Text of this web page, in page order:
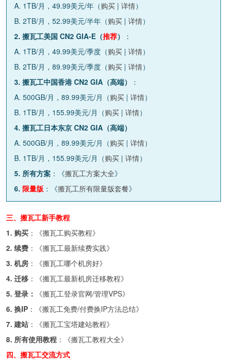
A. 1TB/月，49.99美元/年（购买 | 详情）
B. 2TB/月，52.99美元/半年（购买 | 详情）
2. 搬瓦工美国 CN2 GIA-E（推荐）
：
A. 1TB/月，49.99美元/季度（购买 | 详情）
B. 2TB/月，89.99美元/季度（购买 | 详情）
3. 搬瓦工中国香港 CN2 GIA（高端）
：
A. 500GB/月，89.99美元/月（购买 | 详情）
B. 1TB/月，155.99美元/月（购买 | 详情）
4. 搬瓦工日本东京 CN2 GIA（高端）
A. 500GB/月，89.99美元/月（购买 | 详情）
B. 1TB/月，155.99美元/月（购买 | 详情）
5. 所有方案 ：《搬瓦工方案大全》
6. 限量版 ：《搬瓦工所有限量版套餐》
三、搬瓦工新手教程
1. 购买 ：《搬瓦工购买教程》
2. 续费 ：《搬瓦工最新续费实践》
3. 机房 ：《搬瓦工哪个机房好》
4. 迁移 ：《搬瓦工最新机房迁移教程》
5. 登录：
《搬瓦工登录官网/管理VPS》
6. 换IP ：《搬瓦工免费/付费换IP方法总结》
7. 建站 ：《搬瓦工宝塔建站教程》
8. 所有使用教程 ：《搬瓦工教程大全》
四、搬瓦工交流方式